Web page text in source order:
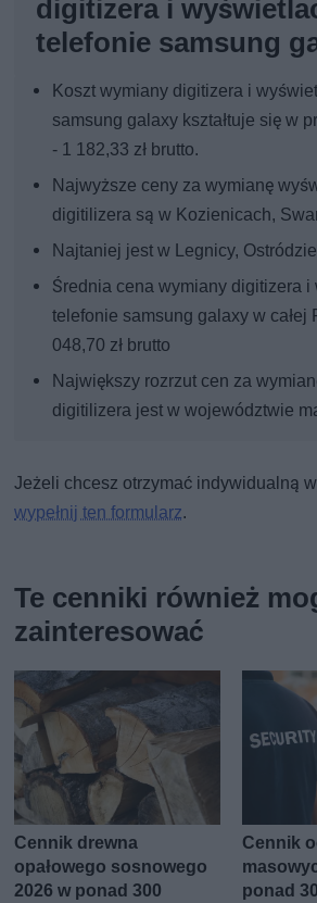
digitizera i
telefonie samsung
Koszt wymiany digitizera i
samsung galaxy kształtuje się w
- 1 182,33 zł brutto.
Najwyższe ceny za wymianę
digitilizera są w Kozienicach,
Najtaniej jest w Legnicy,
Średnia cena wymiany digitizera
telefonie samsung galaxy w całej
048,70 zł brutto
Największy rozrzut cen za
digitilizera jest w województwie
Jeżeli chcesz otrzymać indywidualną
wypełnij ten formularz.
Te cenniki również
zainteresować
Cennik drewna
opałowego sosnowego
2026 w ponad 300
Cennik
ponad